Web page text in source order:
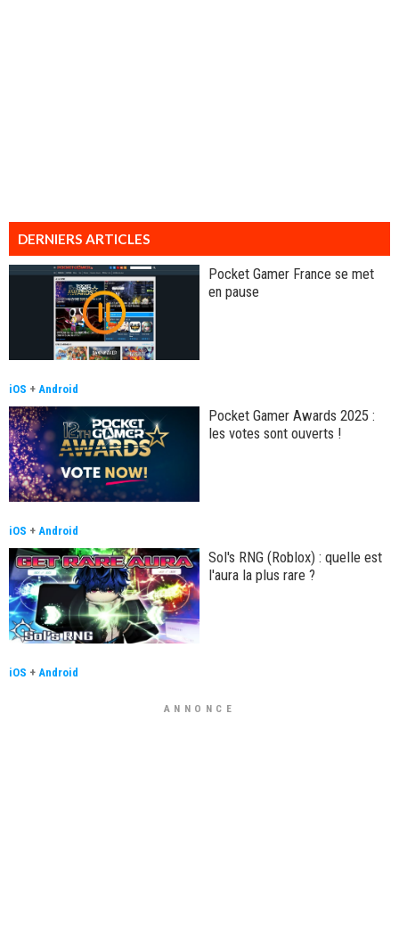
DERNIERS ARTICLES
Pocket Gamer France se met
en pause
iOS + Android
Pocket Gamer Awards 2025 :
les votes sont ouverts !
iOS + Android
Sol's RNG (Roblox) : quelle est
l'aura la plus rare ?
iOS + Android
ANNONCE